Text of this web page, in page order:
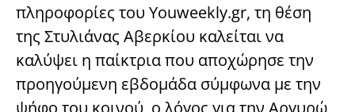
πληροφορίες του Youweekly.gr, τη θέση
της Στυλιάνας Αβερκίου καλείται να
καλύψει η παίκτρια που αποχώρησε την
προηγούμενη εβδομάδα σύμφωνα με την
ψήφο του κοινού, ο λόγος για την Αργυρώ